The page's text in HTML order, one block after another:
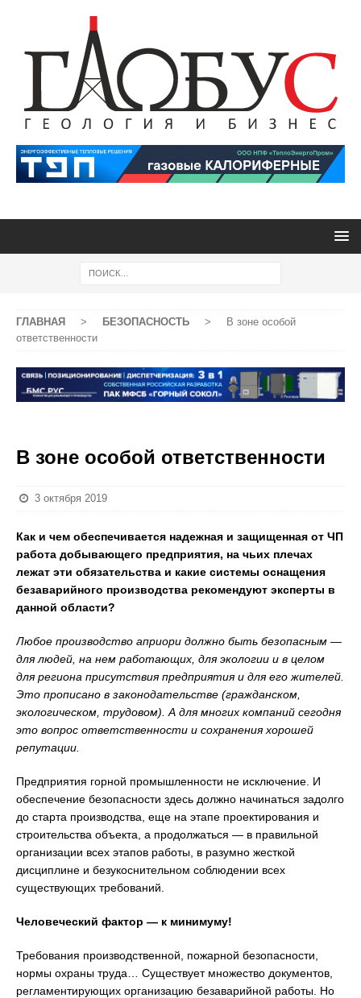
ГЛАВНАЯ > БЕЗОПАСНОСТЬ >
В зоне особой
ответственности
В зоне особой ответственности
3 октября 2019
Как и чем обеспечивается надежная и защищенная от ЧП
работа добывающего предприятия, на чьих плечах
лежат эти обязательства и какие системы оснащения
безаварийного производства рекомендуют эксперты в
данной области?
Любое производство априори должно быть безопасным —
для людей, на нем работающих, для экологии и в целом
для региона присутствия предприятия и для его жителей.
Это прописано в законодательстве (гражданском,
экологическом, трудовом). А для многих компаний сегодня
это вопрос ответственности и сохранения хорошей
репутации.
Предприятия горной промышленности не исключение. И
обеспечение безопасности здесь должно начинаться задолго
до старта производства, еще на этапе проектирования и
строительства объекта, а продолжаться — в правильной
организации всех этапов работы, в разумно жесткой
дисциплине и безукоснительном соблюдении всех
существующих требований.
Человеческий фактор — к минимуму!
Требования производственной, пожарной безопасности,
нормы охраны труда… Существует множество документов,
регламентирующих организацию безаварийной работы. Но